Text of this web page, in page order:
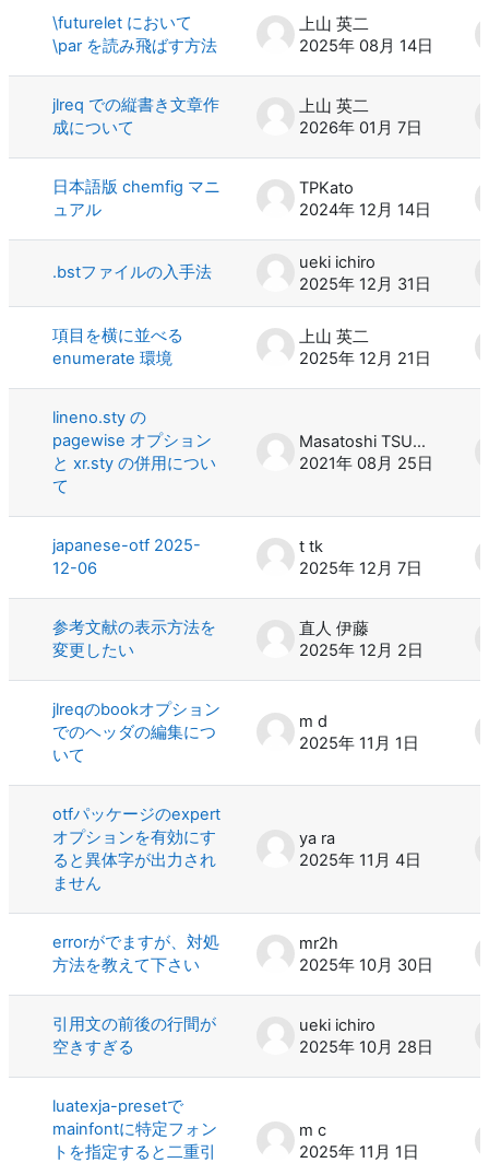
\futurelet において
\par を読み飛ばす方法
上山 英二
2025年 08月 14日
jlreq での縦書き文章作
成について
上山 英二
2026年 01月 7日
日本語版 chemfig マニ
ュアル
TPKato
2024年 12月 14日
.bstファイルの入手法
ueki ichiro
2025年 12月 31日
項目を横に並べる
enumerate 環境
上山 英二
2025年 12月 21日
lineno.sty の
pagewise オプション
と xr.sty の併用につい
て
Masatoshi TSUCHIYA
2021年 08月 25日
japanese-otf 2025-
12-06
t tk
2025年 12月 7日
参考文献の表示方法を
変更したい
直人 伊藤
2025年 12月 2日
jlreqのbookオプション
でのヘッダの編集につ
いて
m d
2025年 11月 1日
otfパッケージのexpert
オプションを有効にす
ると異体字が出力され
ません
ya ra
2025年 11月 4日
errorがでますが、対処
方法を教えて下さい
mr2h
2025年 10月 30日
引用文の前後の行間が
空きすぎる
ueki ichiro
2025年 10月 28日
luatexja-presetで
mainfontに特定フォン
トを指定すると二重引
m c
2025年 11月 1日